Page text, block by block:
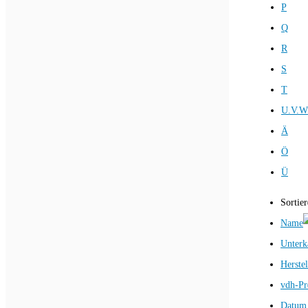
P
Q
R
S
T
Ä
Ö
Ü
Name
vdh-
Datum